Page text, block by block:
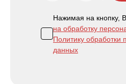
Нажимая на кнопку,
на обработку
Политику обработки
данных